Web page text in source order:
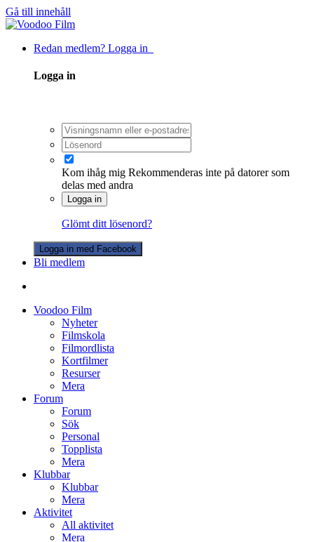
Gå till innehåll
Redan medlem? Logga in
Logga in
Kom ihåg mig Rekommenderas inte på datorer som
delas med andra
Logga in
Glömt ditt lösenord?
Logga in med Facebook
Bli medlem
Voodoo Film
Nyheter
Filmskola
Filmordlista
Kortfilmer
Resurser
Mera
Forum
Forum
Sök
Personal
Topplista
Mera
Klubbar
Klubbar
Mera
Aktivitet
All aktivitet
Mera